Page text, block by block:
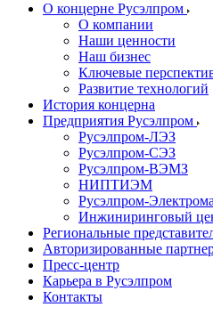
О концерне Русэлпром
О компании
Наши ценности
Наш бизнес
Ключевые
Развитие технологий
История концерна
Предприятия Русэлпром
Русэлпром-ЛЭЗ
Русэлпром-СЭЗ
Русэлпром-ВЭМЗ
НИПТИЭМ
Русэлпром-
Инжиниринговый
Региональные
Авторизированные
Пресс-центр
Карьера в Русэлпром
Контакты